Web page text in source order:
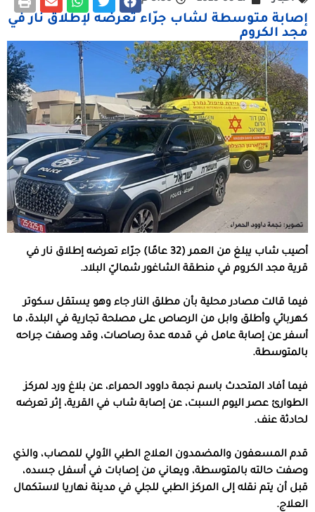
إصابة متوسطة لشاب جرّاء تعرضه لإطلاق نار في
مجد الكروم
أصيب شاب يبلغ من العمر (32 عامًا) جرّاء تعرضه إطلاق نار في
قرية مجد الكروم في منطقة الشاغور شماليّ البلاد.
فيما قالت مصادر محلية بأن مطلق النار جاء وهو يستقل سكوتر
كهربائي وأطلق وابل من الرصاص على مصلحة تجارية في البلدة، ما
أسفر عن إصابة عامل في قدمه عدة رصاصات، وقد وصفت جراحه
بالمتوسطة.
فيما أفاد المتحدث باسم نجمة داوود الحمراء، عن بلاغ ورد لمركز
الطوارئ عصر اليوم السبت، عن إصابة شاب في القرية، إثر تعرضه
لحادثة عنف.
قدم المسعفون والمضمدون العلاج الطبي الأولي للمصاب، والذي
وصفت حالته بالمتوسطة، ويعاني من إصابات في أسفل جسده،
قبل أن يتم نقله إلى المركز الطبي للجلي في مدينة نهاريا لاستكمال
العلاج.